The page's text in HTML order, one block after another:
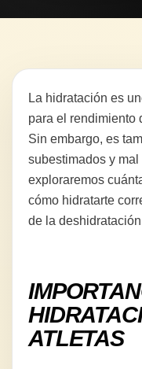
La hidratación es
para el rendimiento
Sin embargo, es
subestimados y
exploraremos
cómo hidratarte
de la
ATLETAS